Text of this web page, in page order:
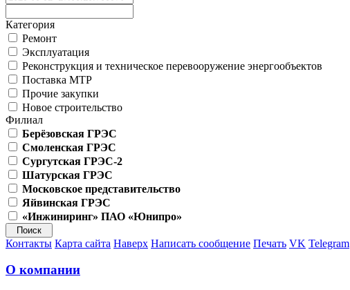
Категория
Ремонт
Эксплуатация
Реконструкция и техническое перевооружение энергообъектов
Поставка МТР
Прочие закупки
Новое строительство
Филиал
Берёзовская ГРЭС
Смоленская ГРЭС
Сургутская ГРЭС-2
Шатурская ГРЭС
Московское представительство
Яйвинская ГРЭС
«Инжиниринг» ПАО «Юнипро»
Контакты Карта сайта Наверх Написать сообщение Печать VK Telegram
О компании